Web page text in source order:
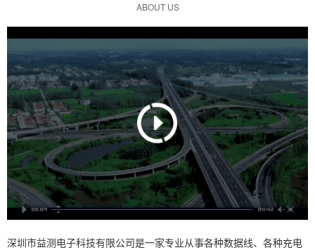
ABOUT US
深圳市益测电子科技有限公司是一家专业从事各种数据线、各种充电